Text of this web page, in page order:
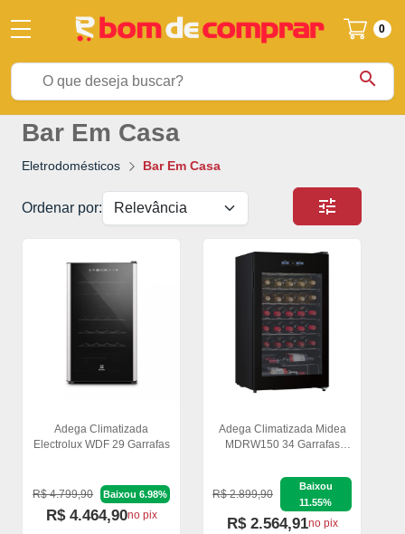
search
0
Bar Em Casa
Eletrodomésticos Bar Em Casa
Ordenar por: tune
Adega Climatizada
Electrolux WDF 29 Garrafas
R$ 4.799,90 Baixou 6.98%
R$ 4.464,90no pix
Adega Climatizada Midea
MDRW150 34 Garrafas
R$ 2.899,90
Baixou
11.55%
R$ 2.564,91no pix